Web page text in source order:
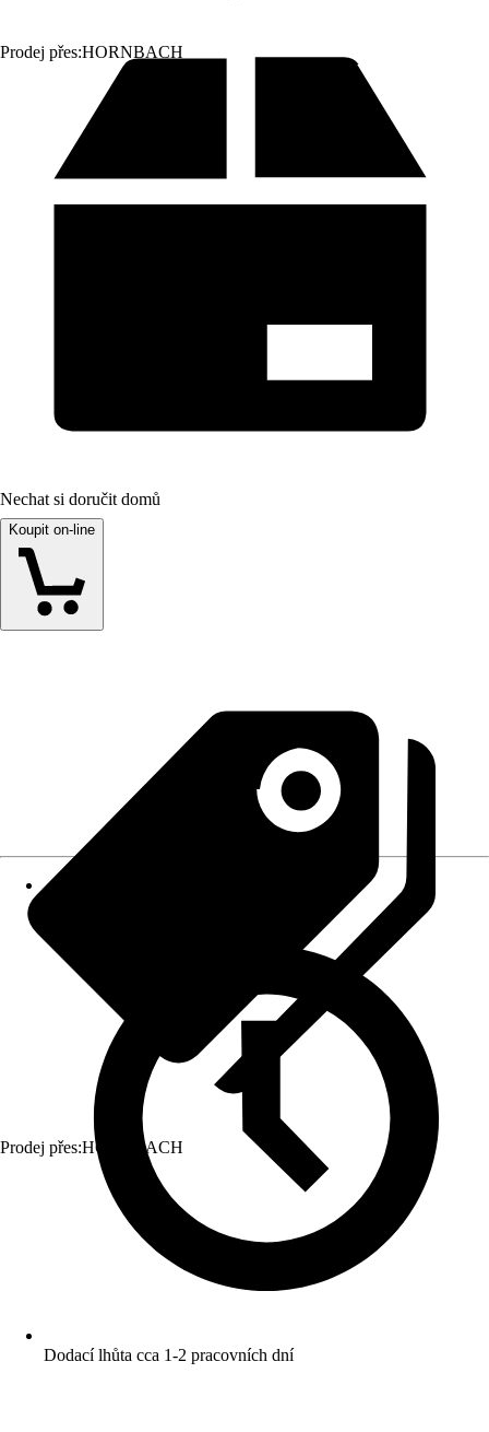
Prodej přes:HORNBACH
Nechat si doručit domů
Koupit on-line
Prodej přes:HORNBACH
Dodací lhůta cca 1-2 pracovních dní